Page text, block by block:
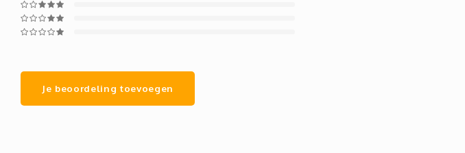
Je beoordeling toevoegen